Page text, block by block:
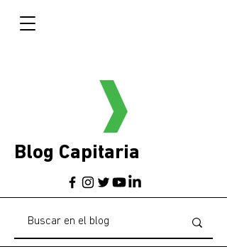
Blog Capitaria